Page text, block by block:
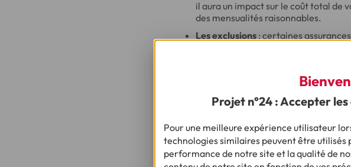
il aura un impact sur le coût total de
des mensualités raisonnables.
Les exclusions : certaines
Souscrire une
étapes ?
Afin de souscrire une assurance
Demander un devis: la première
Projet n°24 : Accepter
Pour une meilleure expérience utilisateur
technologies similaires peuvent être utilisés
performance de notre site et la qualité de